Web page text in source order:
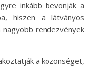
inkább bevonják a
hiszen a látványos
nagyobb rendezvények
a közönséget,